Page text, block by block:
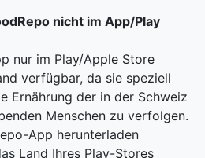
nicht im App/Play
nur im Play/Apple Store
verfügbar, da sie speziell
Ernährung der in der Schweiz
Menschen zu verfolgen.
App herunterladen
Land Ihres Play-Stores